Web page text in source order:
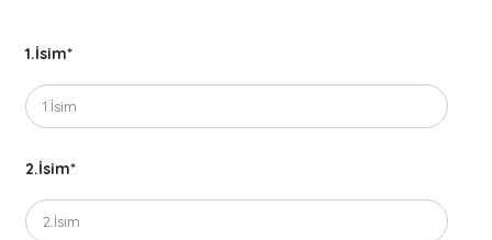
1.İsim*
2.İsim*